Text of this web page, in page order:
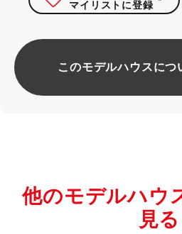
マイリストに登録
このモデルハウスにつ
他のモデルハウ
見る